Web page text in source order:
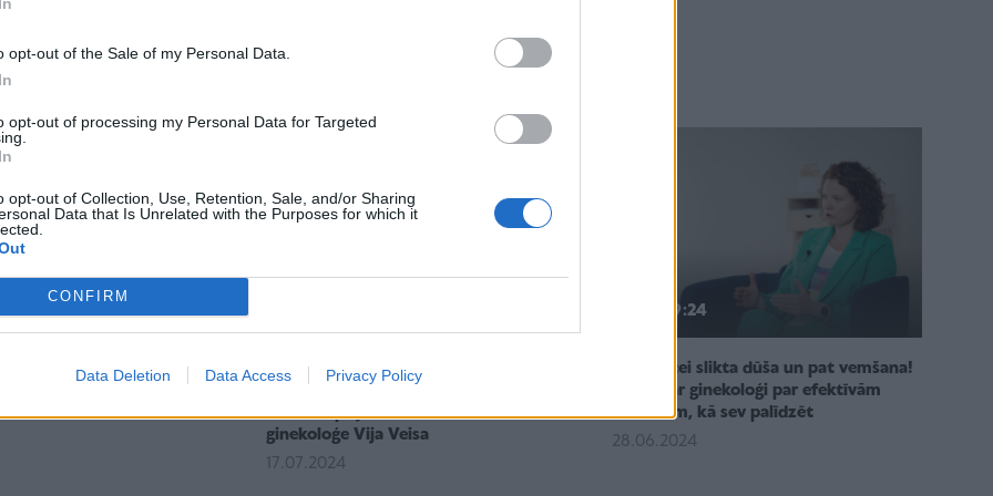
opt-out of the Sale of my Personal Data.
opt-out of processing my Personal Data for Targeted
opt-out of Collection, Use, Retention, Sale, and/or Sharing
Data that Is Unrelated with the Purposes for which it
CONFIRM
Data Deletion Data Access Privacy Policy
vecākiem
zīdaiņa pēdu masāža ar
Kad pēc dzemdībām var atsākt
mīlēties? Par drošām un ne tik drošām
kontracepcijas metodēm stāsta
ginekoloģe Vija Veisa
17.07.2024
19:24
Grūtniecei slikta dūša un pat vemšana!
Saruna ar ginekoloģi par efektīvām
metodēm, kā sev palīdzēt
28.06.2024